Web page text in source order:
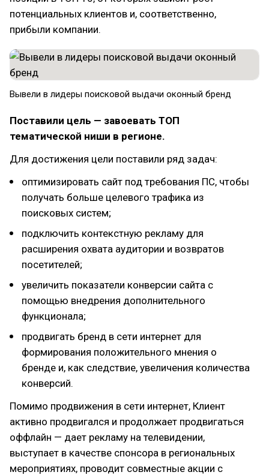
потенциальных клиентов и, соответственно,
прибыли компании.
Вывели в лидеры поисковой выдачи оконный бренд
Поставили цель — завоевать ТОП
тематической ниши в регионе.
Для достижения цели поставили ряд задач:
оптимизировать сайт под требования ПС, чтобы
получать больше целевого трафика из
поисковых систем;
подключить контекстную рекламу для
расширения охвата аудитории и возвратов
посетителей;
увеличить показатели конверсии сайта с
помощью внедрения дополнительного
функционала;
продвигать бренд в сети интернет для
формирования положительного мнения о
бренде и, как следствие, увеличения количества
конверсий.
Помимо продвижения в сети интернет, Клиент
активно продвигался и продолжает продвигаться
оффлайн — дает рекламу на телевидении,
выступает в качестве спонсора в региональных
мероприятиях, проводит совместные акции с